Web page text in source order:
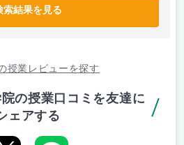
索結果を見る
授業レビューを探す
の授業口コミを友達に
ェアする